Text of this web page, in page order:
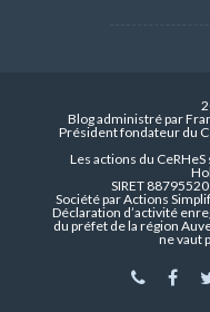
Blog administré par
Président fondateur du
Les actions du
SIRET
Société par Actions
Déclaration d’activité
du préfet de la région
ne vaut